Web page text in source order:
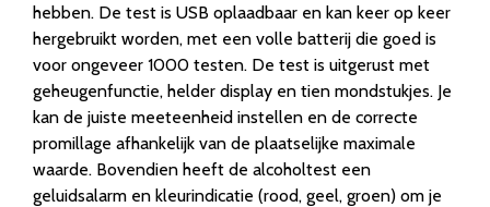
hebben. De test is USB oplaadbaar en kan keer op keer
hergebruikt worden, met een volle batterij die goed is
voor ongeveer 1000 testen. De test is uitgerust met
geheugenfunctie, helder display en tien mondstukjes. Je
kan de juiste meeteenheid instellen en de correcte
promillage afhankelijk van de plaatselijke maximale
waarde. Bovendien heeft de alcoholtest een
geluidsalarm en kleurindicatie (rood, geel, groen) om je